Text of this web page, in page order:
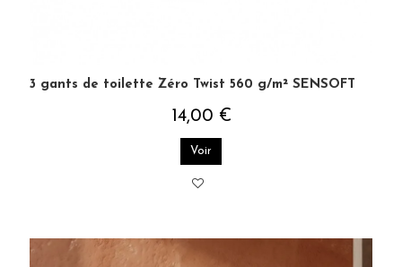
3 gants de toilette Zéro Twist 560 g/m² SENSOFT
14,00 €
Voir